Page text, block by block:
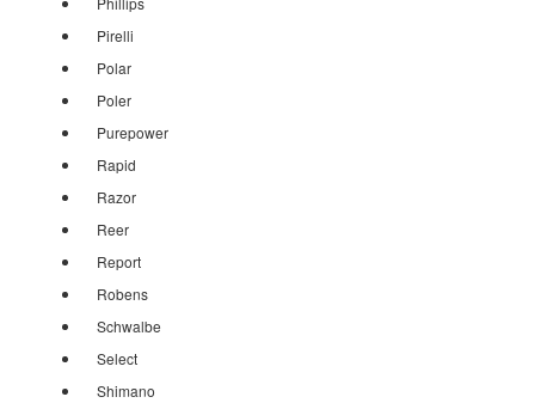
Pirelli
Polar
Poler
Purepower
Rapid
Razor
Reer
Report
Robens
Schwalbe
Select
Shimano